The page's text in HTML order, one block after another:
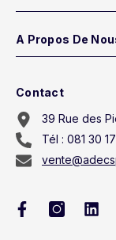
A Propos De
Contact
39 Rue des
Tél : 081 30